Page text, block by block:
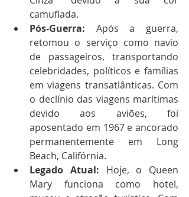
camuflada.
Pós-Guerra: Após a guerra,
retomou o serviço como navio
de passageiros, transportando
celebridades, políticos e famílias
em viagens transatlânticas. Com
o declínio das viagens marítimas
devido aos aviões, foi
aposentado em 1967 e ancorado
permanentemente em Long
Beach, Califórnia.
Legado Atual: Hoje, o Queen
Mary funciona como hotel,